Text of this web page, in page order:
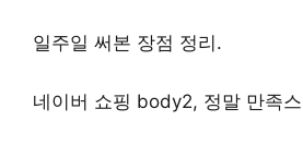
일주일 써본 장점 정리.
네이버 쇼핑 body2, 정말 만족